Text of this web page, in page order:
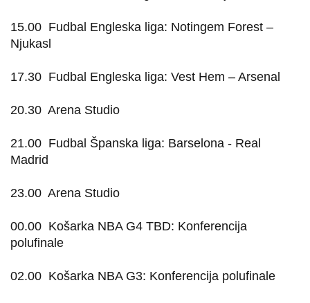
15.00 Fudbal Engleska liga: Notingem Forest –
Njukasl
17.30 Fudbal Engleska liga: Vest Hem – Arsenal
20.30 Arena Studio
21.00 Fudbal Španska liga: Barselona - Real
Madrid
23.00 Arena Studio
00.00 Košarka NBA G4 TBD: Konferencija
polufinale
02.00 Košarka NBA G3: Konferencija polufinale